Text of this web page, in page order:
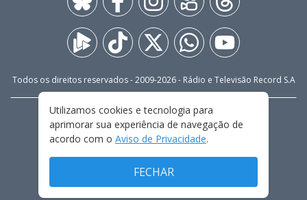
Todos os direitos reservados - 2009-2026- Rádio e Televisão Record S.A
FALE CONOSCO
PRIVACIDADE
TERMOS E CONDIÇÕES DE USO
Utilizamos cookies e tecnologia para
aprimorar sua experiência de navegação de
acordo com o Aviso de Privacidade.
FECHAR